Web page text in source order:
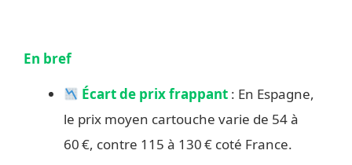
En bref
Écart de prix frappant : En Espagne,
le prix moyen cartouche varie de 54 à
60 €, contre 115 à 130 € coté France.